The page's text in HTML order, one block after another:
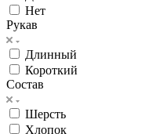
Нет
Рукав
Длинный
Короткий
Состав
Шерсть
Хлопок